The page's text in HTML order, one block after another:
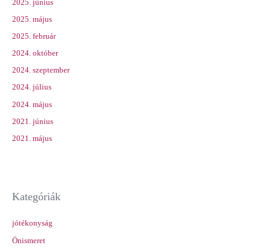
2025. június
2025. május
2025. február
2024. október
2024. szeptember
2024. július
2024. május
2021. június
2021. május
Kategóriák
jótékonyság
Önismeret